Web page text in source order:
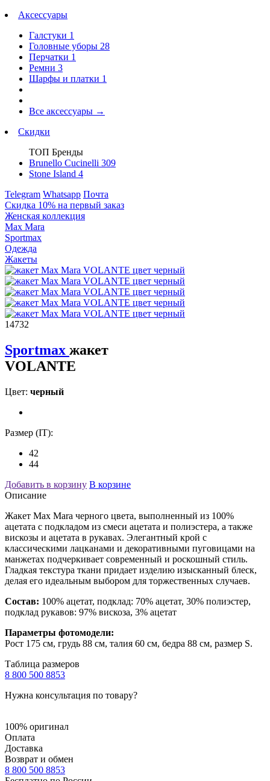
Аксессуары
Галстуки 1
Головные уборы 28
Перчатки 1
Ремни 3
Шарфы и платки 1
Все аксессуары →
Скидки
ТОП Бренды
Brunello Cucinelli 309
Stone Island 4
Telegram Whatsapp Почта
Скидка 10% на первый заказ
Женская коллекция
Max Mara
Sportmax
Одежда
Жакеты
14732
Sportmax жакет
VOLANTE
Цвет: черный
Размер (IT):
42
44
Добавить в корзину В корзине
Описание
Жакет Max Mara черного цвета, выполненный из 100%
ацетата с подкладом из смеси ацетата и полиэстера, а также
вискозы и ацетата в рукавах. Элегантный крой с
классическими лацканами и декоративными пуговицами на
манжетах подчеркивает современный и роскошный стиль.
Гладкая текстура ткани придает изделию изысканный блеск,
делая его идеальным выбором для торжественных случаев.
Состав: 100% ацетат, подклад: 70% ацетат, 30% полиэстер,
подклад рукавов: 97% вискоза, 3% ацетат
Параметры фотомодели:
Рост 175 см, грудь 88 см, талия 60 см, бедра 88 см, размер S.
Таблица размеров
8 800 500 8853
Нужна консультация по товару?
100% оригинал
Оплата
Доставка
Возврат и обмен
8 800 500 8853